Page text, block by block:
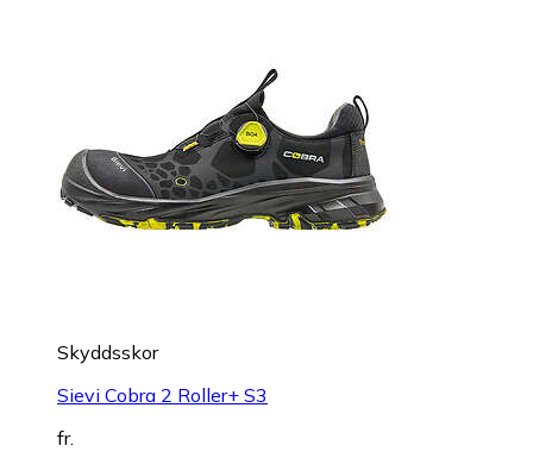
Skyddsskor
Sievi Cobra 2 Roller+ S3
fr.